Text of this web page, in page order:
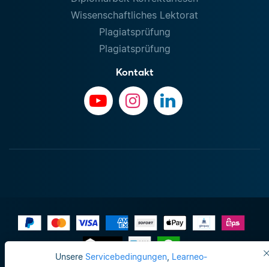
Unsere Servicebedingungen, Learneo-
Wissenschaftliches Lektorat
Plagiatsprüfung
Plagiatsprüfung
Kontakt